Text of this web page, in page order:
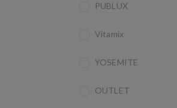
PUBLUX
Vitamix
YOSEMITE
OUTLET